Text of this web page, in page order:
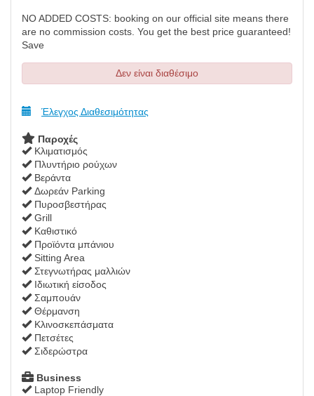
NO ADDED COSTS: booking on our official site means there
are no commission costs. You get the best price guaranteed!
Save
Δεν είναι διαθέσιμο
Έλεγχος Διαθεσιμότητας
Παροχές
Κλιματισμός
Πλυντήριο ρούχων
Βεράντα
Δωρεάν Parking
Πυροσβεστήρας
Grill
Καθιστικό
Προϊόντα μπάνιου
Sitting Area
Στεγνωτήρας μαλλιών
Ιδιωτική είσοδος
Σαμπουάν
Θέρμανση
Κλινοσκεπάσματα
Πετσέτες
Σιδερώστρα
Business
Laptop Friendly